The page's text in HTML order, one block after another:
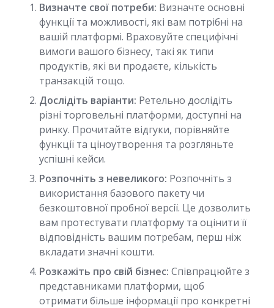
Визначте свої потреби: Визначте основні
функції та можливості, які вам потрібні на
вашій платформі. Враховуйте специфічні
вимоги вашого бізнесу, такі як типи
продуктів, які ви продаєте, кількість
транзакцій тощо.
Дослідіть варіанти: Ретельно дослідіть
різні торговельні платформи, доступні на
ринку. Прочитайте відгуки, порівняйте
функції та ціноутворення та розгляньте
успішні кейси.
Розпочніть з невеликого: Розпочніть з
використання базового пакету чи
безкоштовної пробної версії. Це дозволить
вам протестувати платформу та оцінити її
відповідність вашим потребам, перш ніж
вкладати значні кошти.
Розкажіть про свій бізнес: Співпрацюйте з
представниками платформи, щоб
отримати більше інформації про конкретні